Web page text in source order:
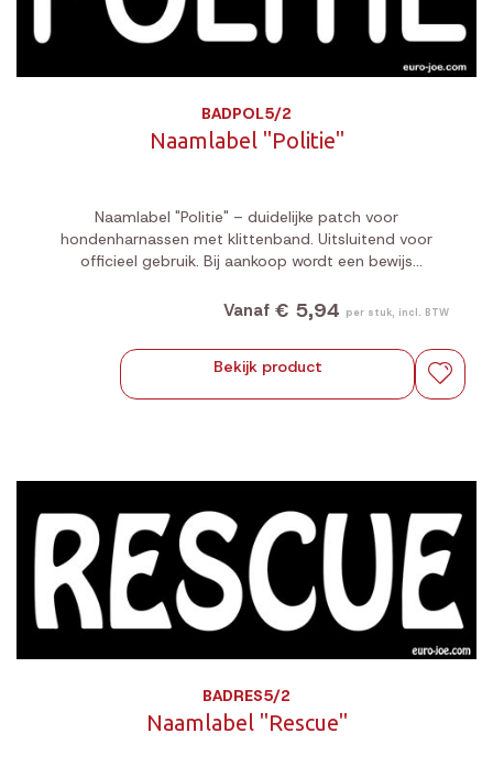
BADPOL5/2
Naamlabel "Politie"
Naamlabel "Politie" – duidelijke patch voor
hondenharnassen met klittenband. Uitsluitend voor
officieel gebruik. Bij aankoop wordt een bewijs
Vanaf € 5,94 per stuk, incl. BTW
Bekijk product
BADRES5/2
Naamlabel "Rescue"